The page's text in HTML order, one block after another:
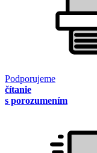
Podporujeme
čítanie
s porozumením